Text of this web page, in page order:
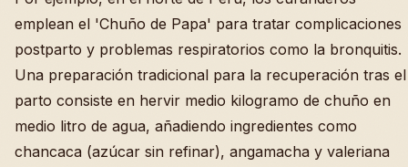
emplean el 'Chuño de Papa' para tratar complicaciones
postparto y problemas respiratorios como la bronquitis.
Una preparación tradicional para la recuperación tras el
parto consiste en hervir medio kilogramo de chuño en
medio litro de agua, añadiendo ingredientes como
chancaca (azúcar sin refinar), angamacha y valeriana